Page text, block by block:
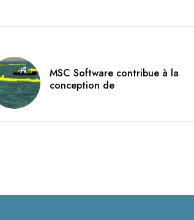
MSC Software contribue à la
conception de